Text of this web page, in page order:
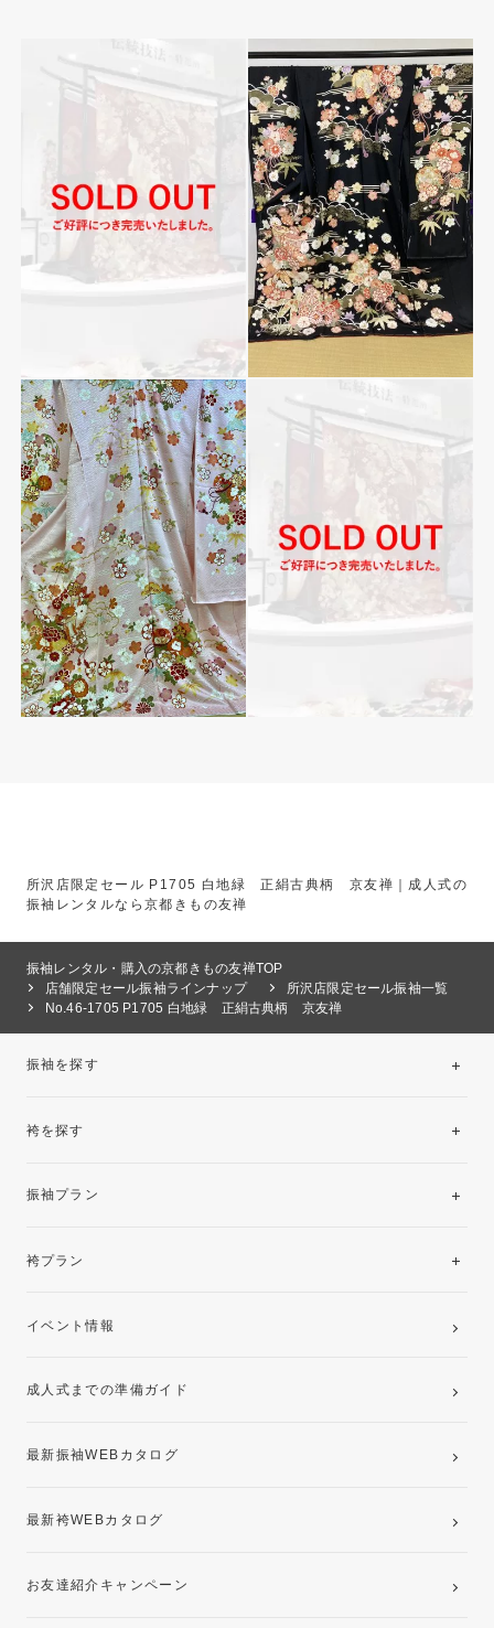
所沢店限定セール P1705 白地緑 正絹古典柄 京友禅｜成人式の
振袖レンタルなら京都きもの友禅
振袖レンタル・購入の京都きもの友禅TOP
店舗限定セール振袖ラインナップ
所沢店限定セール振袖一覧
No.46-1705 P1705 白地緑 正絹古典柄 京友禅
振袖を探す
袴を探す
振袖プラン
レンタルプラン
袴プラン
卒業袴レンタルプラン
イベント情報
成人式までの準備ガイド
最新振袖WEBカタログ
最新袴WEBカタログ
お友達紹介キャンペーン